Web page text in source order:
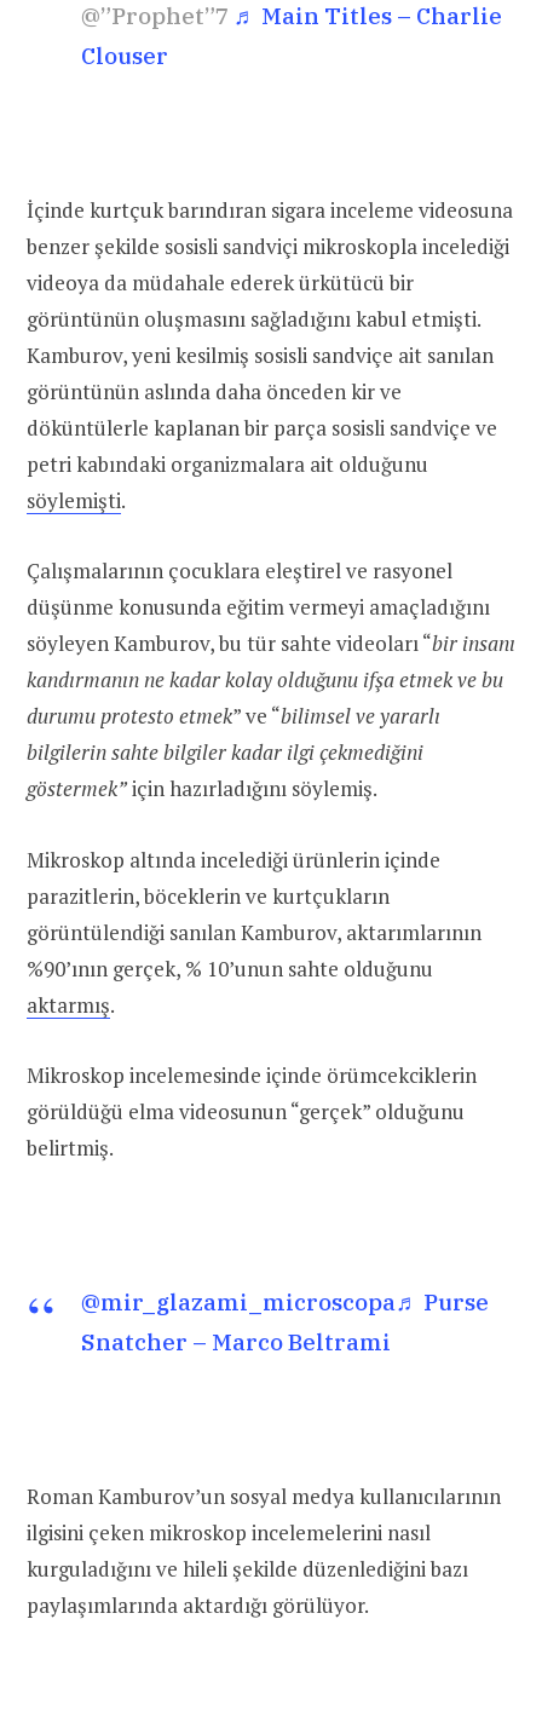
@”Prophet”7 ♬ Main Titles – Charlie
Clouser
İçinde kurtçuk barındıran sigara inceleme videosuna
benzer şekilde sosisli sandviçi mikroskopla incelediği
videoya da müdahale ederek ürkütücü bir
görüntünün oluşmasını sağladığını kabul etmişti.
Kamburov, yeni kesilmiş sosisli sandviçe ait sanılan
görüntünün aslında daha önceden kir ve
döküntülerle kaplanan bir parça sosisli sandviçe ve
petri kabındaki organizmalara ait olduğunu
söylemişti.
Çalışmalarının çocuklara eleştirel ve rasyonel
düşünme konusunda eğitim vermeyi amaçladığını
söyleyen Kamburov, bu tür sahte videoları “bir insanı
kandırmanın ne kadar kolay olduğunu ifşa etmek ve bu
durumu protesto etmek” ve “bilimsel ve yararlı
bilgilerin sahte bilgiler kadar ilgi çekmediğini
göstermek”için hazırladığını söylemiş.
Mikroskop altında incelediği ürünlerin içinde
parazitlerin, böceklerin ve kurtçukların
görüntülendiği sanılan Kamburov, aktarımlarının
%90’ının gerçek, % 10’unun sahte olduğunu
aktarmış.
Mikroskop incelemesinde içinde örümcekciklerin
görüldüğü elma videosunun “gerçek” olduğunu
belirtmiş.
@mir_glazami_microscopa♬ Purse
Snatcher – Marco Beltrami
Roman Kamburov’un sosyal medya kullanıcılarının
ilgisini çeken mikroskop incelemelerini nasıl
kurguladığını ve hileli şekilde düzenlediğini bazı
paylaşımlarında aktardığı görülüyor.